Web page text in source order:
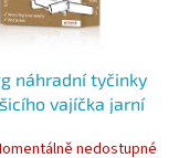
náhradní tyčinky
vajíčka jarní
nedostupné